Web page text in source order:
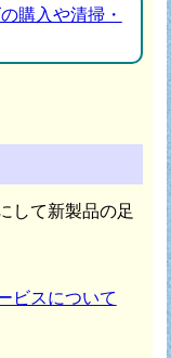
購入や清掃・
して新製品の足
ビスについて